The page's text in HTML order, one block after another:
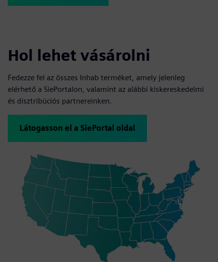
Hol lehet vásárolni
Fedezze fel az összes Inhab terméket, amely jelenleg
elérhető a SiePortalon, valamint az alábbi kiskereskedelmi
és disztribúciós partnereinken.
Látogasson el a SiePortal oldal